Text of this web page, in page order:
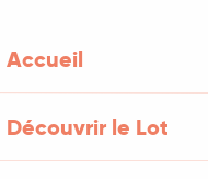
Accueil
Découvrir le Lot